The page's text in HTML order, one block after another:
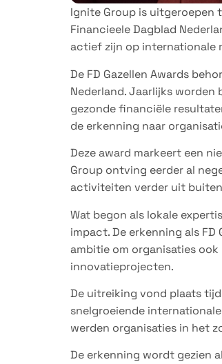
Ignite Group is uitgeroepen
Financieele Dagblad
actief zijn op internationale
De FD Gazellen Awards
Nederland. Jaarlijks
gezonde financiële
de erkenning naar
Deze award markeert een
Group ontving eerder al
activiteiten verder uit
Wat begon als lokale
impact. De erkenning als
ambitie om organisaties
innovatieprojecten.
De uitreiking vond plaats
snelgroeiende
werden organisaties in het
De erkenning wordt gezien